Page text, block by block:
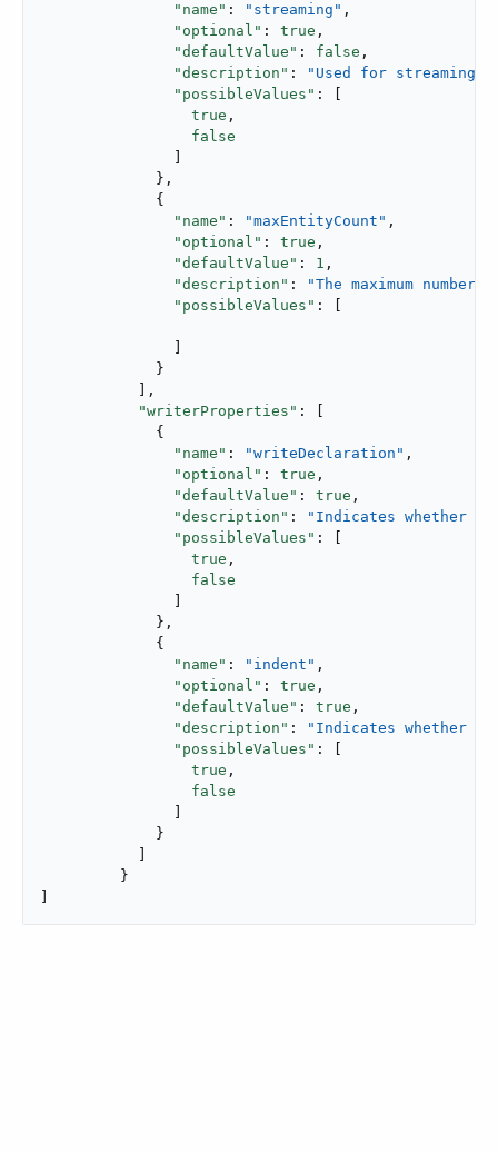
"name" : "streaming" ,
"optional" : true ,
"defaultValue" : false ,
"description" :
"Used for streaming
"possibleValues" : [
true ,
false
             },
             {
"name" : "maxEntityCount" ,
"optional" : true ,
"defaultValue" : 1 ,
"description" :
"The maximum
"possibleValues" : [
             }
           ],
"writerProperties" : [
             {
"name" : "writeDeclaration" ,
"optional" : true ,
"defaultValue" : true ,
"description" :
"Indicates whether
"possibleValues" : [
true ,
false
             },
             {
"name" : "indent" ,
"optional" : true ,
"defaultValue" : true ,
"description" :
"Indicates whether
"possibleValues" : [
true ,
false
             }
         }